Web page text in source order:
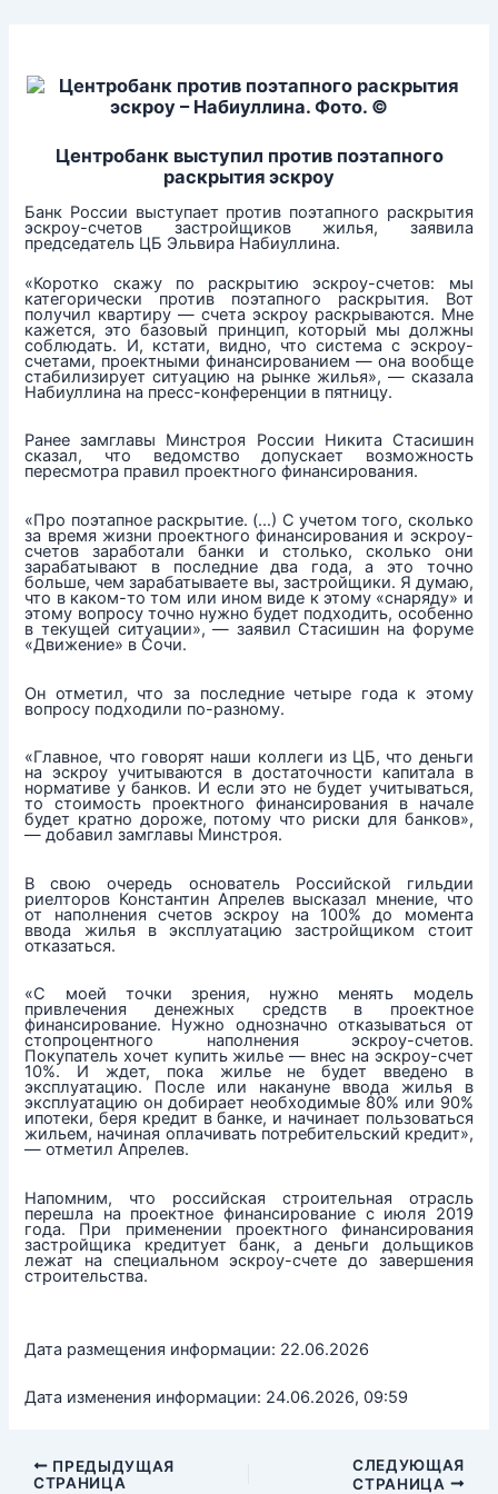
Центробанк выступил против поэтапного
раскрытия эскроу
Банк России выступает против поэтапного раскрытия
эскроу-счетов застройщиков жилья, заявила
председатель ЦБ Эльвира Набиуллина.
«Коротко скажу по раскрытию эскроу-счетов: мы
категорически против поэтапного раскрытия. Вот
получил квартиру — счета эскроу раскрываются. Мне
кажется, это базовый принцип, который мы должны
соблюдать. И, кстати, видно, что система с эскроу-
счетами, проектными финансированием — она вообще
стабилизирует ситуацию на рынке жилья», — сказала
Набиуллина на пресс-конференции в пятницу.
Ранее замглавы Минстроя России Никита Стасишин
сказал, что ведомство допускает возможность
пересмотра правил проектного финансирования.
«Про поэтапное раскрытие. (…) С учетом того, сколько
за время жизни проектного финансирования и эскроу-
счетов заработали банки и столько, сколько они
зарабатывают в последние два года, а это точно
больше, чем зарабатываете вы, застройщики. Я думаю,
что в каком-то том или ином виде к этому «снаряду» и
этому вопросу точно нужно будет подходить, особенно
в текущей ситуации», — заявил Стасишин на форуме
«Движение» в Сочи.
Он отметил, что за последние четыре года к этому
вопросу подходили по-разному.
«Главное, что говорят наши коллеги из ЦБ, что деньги
на эскроу учитываются в достаточности капитала в
нормативе у банков. И если это не будет учитываться,
то стоимость проектного финансирования в начале
будет кратно дороже, потому что риски для банков»,
— добавил замглавы Минстроя.
В свою очередь основатель Российской гильдии
риелторов Константин Апрелев высказал мнение, что
от наполнения счетов эскроу на 100% до момента
ввода жилья в эксплуатацию застройщиком стоит
отказаться.
«С моей точки зрения, нужно менять модель
привлечения денежных средств в проектное
финансирование. Нужно однозначно отказываться от
стопроцентного наполнения эскроу-счетов.
Покупатель хочет купить жилье — внес на эскроу-счет
10%. И ждет, пока жилье не будет введено в
эксплуатацию. После или накануне ввода жилья в
эксплуатацию он добирает необходимые 80% или 90%
ипотеки, беря кредит в банке, и начинает пользоваться
жильем, начиная оплачивать потребительский кредит»,
— отметил Апрелев.
Напомним, что российская строительная отрасль
перешла на проектное финансирование с июля 2019
года. При применении проектного финансирования
застройщика кредитует банк, а деньги дольщиков
лежат на специальном эскроу-счете до завершения
строительства.
Дата размещения информации: 22.06.2026
Дата изменения информации: 24.06.2026, 09:59
ПРЕДЫДУЩАЯ
СТРАНИЦА
СЛЕДУЮЩАЯ
СТРАНИЦА